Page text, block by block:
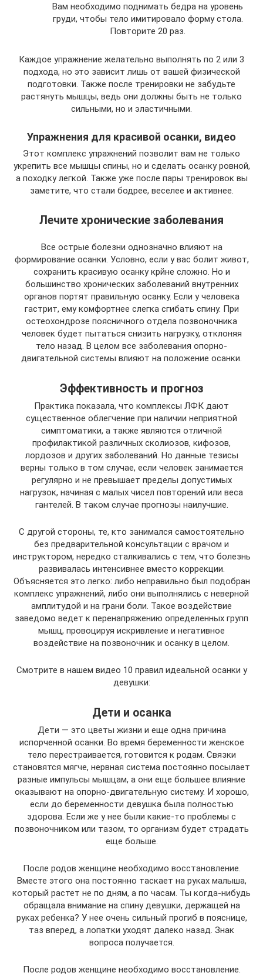
Вам необходимо поднимать бедра на уровень
груди, чтобы тело имитировало форму стола.
Повторите 20 раз.
Каждое упражнение желательно выполнять по 2 или 3
подхода, но это зависит лишь от вашей физической
подготовки. Также после тренировки не забудьте
растянуть мышцы, ведь они должны быть не только
сильными, но и эластичными.
Упражнения для красивой осанки, видео
Этот комплекс упражнений позволит вам не только
укрепить все мышцы спины, но и сделать осанку ровной,
а походку легкой. Также уже после пары тренировок вы
заметите, что стали бодрее, веселее и активнее.
Лечите хронические заболевания
Все острые болезни однозначно влияют на
формирование осанки. Условно, если у вас болит живот,
сохранить красивую осанку крйне сложно. Но и
большинство хронических заболеваний внутренних
органов портят правильную осанку. Если у человека
гастрит, ему комфортнее слегка сгибать спину. При
остеохондрозе поясничного отдела позвоночника
человек будет пытаться снизить нагрузку, отклоняя
тело назад. В целом все заболевания опорно-
двигательной системы влияют на положение осанки.
Эффективность и прогноз
Практика показала, что комплексы ЛФК дают
существенное облегчение при наличии неприятной
симптоматики, а также являются отличной
профилактикой различных сколиозов, кифозов,
лордозов и других заболеваний. Но данные тезисы
верны только в том случае, если человек занимается
регулярно и не превышает пределы допустимых
нагрузок, начиная с малых чисел повторений или веса
гантелей. В таком случае прогнозы наилучшие.
С другой стороны, те, кто занимался самостоятельно
без предварительной консультации с врачом и
инструктором, нередко сталкивались с тем, что болезнь
развивалась интенсивнее вместо коррекции.
Объясняется это легко: либо неправильно был подобран
комплекс упражнений, либо они выполнялись с неверной
амплитудой и на грани боли. Такое воздействие
заведомо ведет к перенапряжению определенных групп
мышц, провоцируя искривление и негативное
воздействие на позвоночник и осанку в целом.
Смотрите в нашем видео 10 правил идеальной осанки у
девушки:
Дети и осанка
Дети — это цветы жизни и еще одна причина
испорченной осанки. Во время беременности женское
тело перестраивается, готовится к родам. Связки
становятся мягче, нервная система постоянно посылает
разные импульсы мышцам, а они еще большее влияние
оказывают на опорно-двигательную систему. И хорошо,
если до беременности девушка была полностью
здорова. Если же у нее были какие-то проблемы с
позвоночником или тазом, то организм будет страдать
еще больше.
После родов женщине необходимо восстановление.
Вместе этого она постоянно таскает на руках малыша,
который растет не по дням, а по часам. Ты когда-нибудь
обращала внимание на спину девушки, держащей на
руках ребенка? У нее очень сильный прогиб в пояснице,
таз вперед, а лопатки уходят далеко назад. Знак
вопроса получается.
После родов женщине необходимо восстановление.